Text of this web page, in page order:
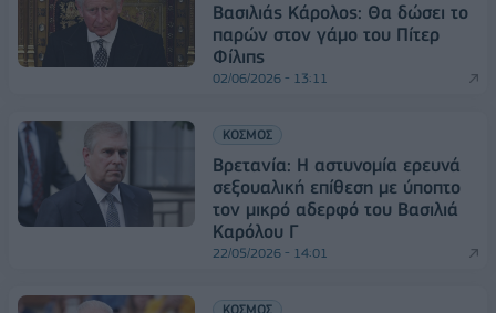
Βασιλιάς Κάρολoς: Θα δώσει το
παρών στον γάμο του Πίτερ
Φίλιπς
02/06/2026 - 13:11
ΚΟΣΜΟΣ
Βρετανία: Η αστυνομία ερευνά
σεξουαλική επίθεση με ύποπτο
τον μικρό αδερφό του Βασιλιά
Καρόλου Γ
22/05/2026 - 14:01
ΚΟΣΜΟΣ